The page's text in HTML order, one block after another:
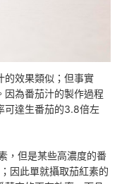
的效果類似；但事實
因為番茄汁的製作過程
可達生番茄的3.8倍左
，但是某些高濃度的番
因此單就攝取茄紅素的